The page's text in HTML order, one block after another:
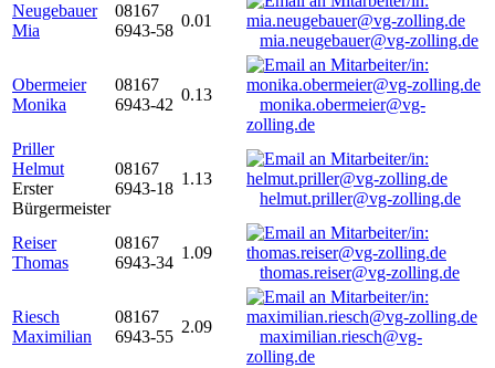
Neugebauer
Mia
08167
6943-58
0.01
mia.neugebauer@vg-zolling.de
Obermeier
Monika
08167
6943-42
0.13
monika.obermeier@vg-
zolling.de
Priller
Helmut
Erster
Bürgermeister
08167
6943-18
1.13
helmut.priller@vg-zolling.de
Reiser
Thomas
08167
6943-34
1.09
thomas.reiser@vg-zolling.de
Riesch
Maximilian
08167
6943-55
2.09
maximilian.riesch@vg-
zolling.de